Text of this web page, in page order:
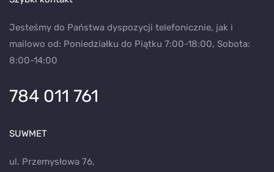
Jesteśmy do Państwa dyspozycji telefonicznie, jak i
mailowo od: Poniedziałku do Piątku 7:00-18:00, Sobota:
8:00-14:00
784 011 761
SUWMET
ul. Przemysłowa 76,